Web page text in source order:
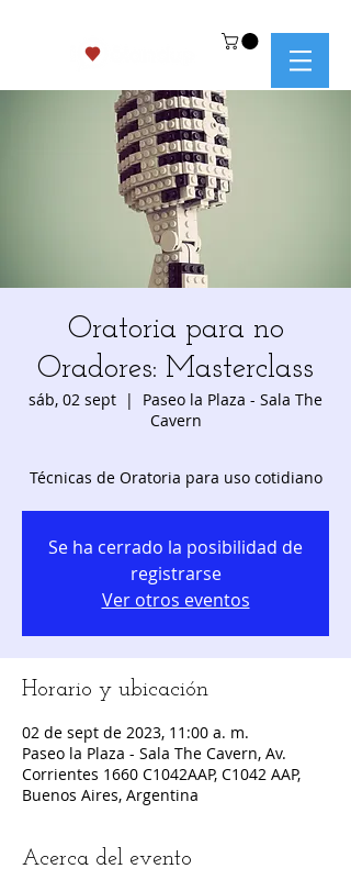
Oratoria para no
Oradores: Masterclass
sáb, 02 sept
  |
Paseo la Plaza - Sala The
Cavern
Técnicas de Oratoria para uso cotidiano
Se ha cerrado la posibilidad de
registrarse
Ver otros eventos
Horario y ubicación
02 de sept de 2023, 11:00 a. m.
Paseo la Plaza - Sala The Cavern, Av.
Corrientes 1660 C1042AAP, C1042 AAP,
Buenos Aires, Argentina
Acerca del evento